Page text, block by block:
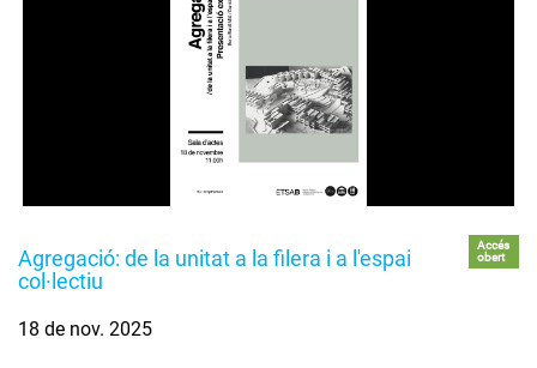
Agregació: de la unitat a la filera i a l'espai
col·lectiu
Accés
obert
18 de nov. 2025